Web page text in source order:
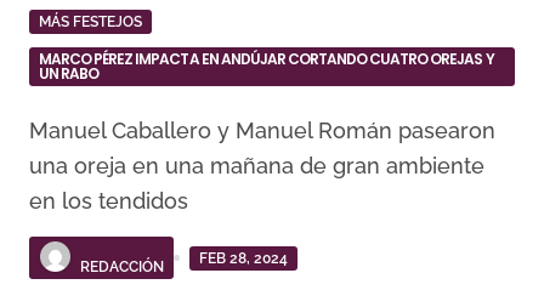
MÁS FESTEJOS
MARCO PÉREZ IMPACTA EN ANDÚJAR CORTANDO CUATRO OREJAS Y
UN RABO
Manuel Caballero y Manuel Román pasearon
una oreja en una mañana de gran ambiente
en los tendidos
REDACCIÓN
FEB 28, 2024